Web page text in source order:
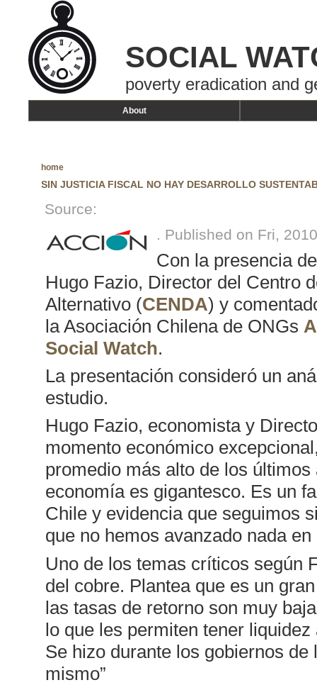
SOCIAL
poverty eradication and
About
home
SIN JUSTICIA FISCAL NO HAY DESARROLLO
Source:
. Published on Fri,
Con la presencia
Hugo Fazio, Director del Centro
Alternativo (CENDA) y
la Asociación Chilena de ONGs
Social Watch.
La presentación consideró un
estudio.
Hugo Fazio, economista y
momento económico
promedio más alto de los
economía es gigantesco. Es un
Chile y evidencia que seguimos
que no hemos avanzado nada
Uno de los temas críticos según
del cobre. Plantea que es un
las tasas de retorno son muy
lo que les permiten tener
Se hizo durante los gobiernos
mismo”